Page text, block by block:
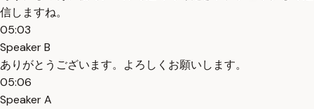
信しますね。
05:03
Speaker B
ありがとうございます。よろしくお願いします。
05:06
Speaker A